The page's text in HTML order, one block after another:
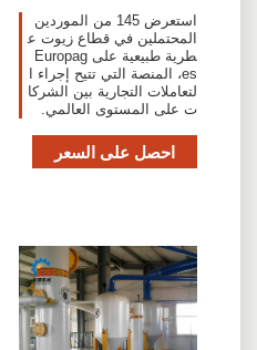
استعرض 145 من الموردين
المحتملين في قطاع زيوت ع
طرية طبيعية على Europag
es، المنصة التي تتيح إجراء ا
لتعاملات التجارية بين الشركا
ت على المستوى العالمي.
احصل على السعر